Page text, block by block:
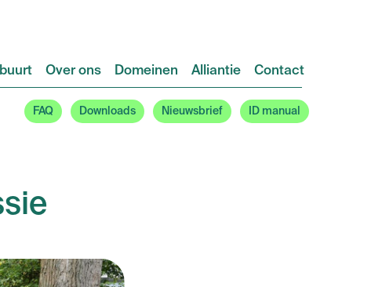
Over ons Domeinen Alliantie Contact
FAQ Downloads Nieuwsbrief ID manual